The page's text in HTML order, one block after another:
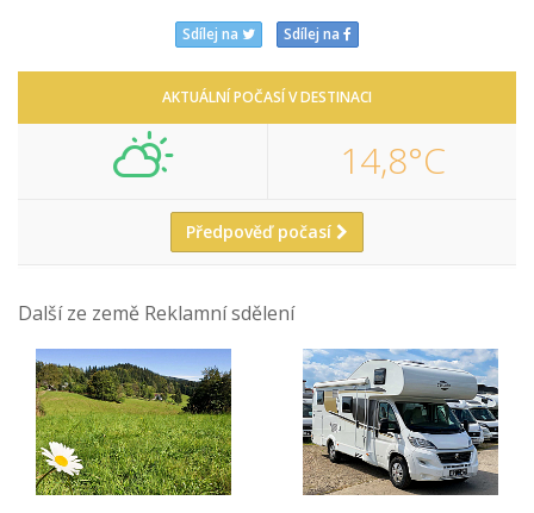
Sdílej na Sdílej na
AKTUÁLNÍ POČASÍ V DESTINACI
14,8°C
Předpověď počasí
Další ze země Reklamní sdělení